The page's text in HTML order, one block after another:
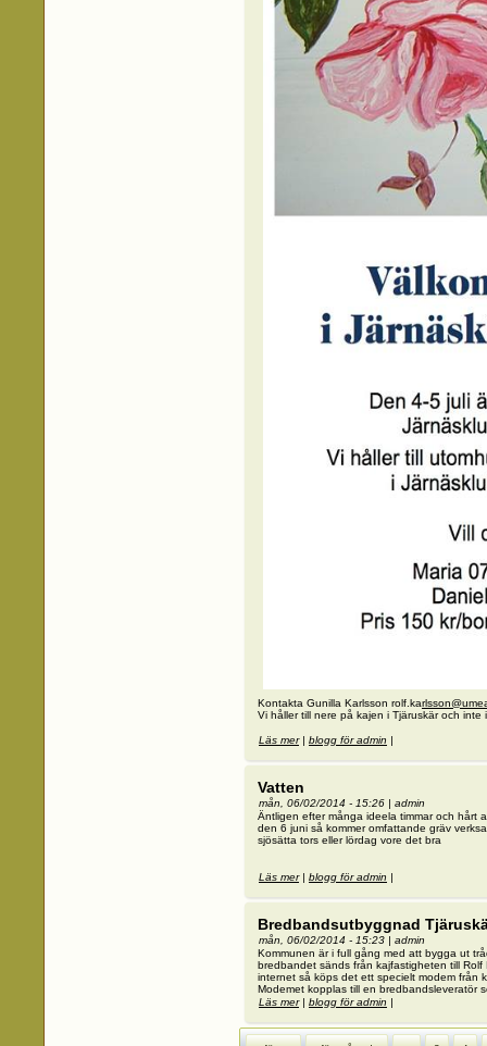
Kontakta Gunilla Karlsson rolf.ka
Vi håller till nere på kajen i Tjäruskär och inte
Läs merom Skärgårs loppis
| blogg för admin |
Vatten
mån, 06/02/2014 - 15:26 | admin
Äntligen efter många ideela timmar och hårt
den 6 juni så kommer omfattande gräv
sjösätta tors eller lördag vore det bra
Läs merom Vatten
| blogg för admin |
Bredbandsutbyggnad
mån, 06/02/2014 - 15:23 | admin
Kommunen är i full gång med att bygga ut
bredbandet sänds från kajfastigheten till
internet så köps det ett specielt modem från
Modemet kopplas till en bredbandsleveratör
Läs merom Bredbandsutbyggnad Tjäruskär
| blogg för admin |
Sidor